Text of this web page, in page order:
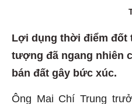
Lợi dụng thời điểm đốt
tượng đã ngang nhiên
bán đất gây bức xúc.
Ông Mai Chí Trung